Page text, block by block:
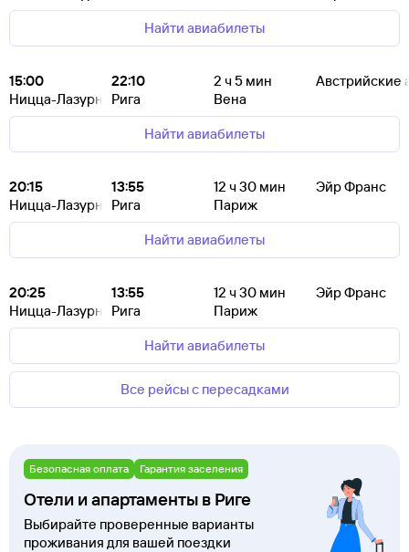
Найти авиабилеты
15:00
Ницца-Лазурный Берег
22:10
Рига
2 ч 5 мин
Вена
Австрийские
Найти авиабилеты
20:15
Ницца-Лазурный Берег
13:55
Рига
12 ч 30 мин
Париж
Эйр Франс
Найти авиабилеты
20:25
Ницца-Лазурный Берег
13:55
Рига
12 ч 30 мин
Париж
Эйр Франс
Найти авиабилеты
Все рейсы с пересадками
Безопасная оплата Гарантия заселения
Отели и апартаменты в Риге
Выбирайте проверенные варианты
проживания для вашей поездки